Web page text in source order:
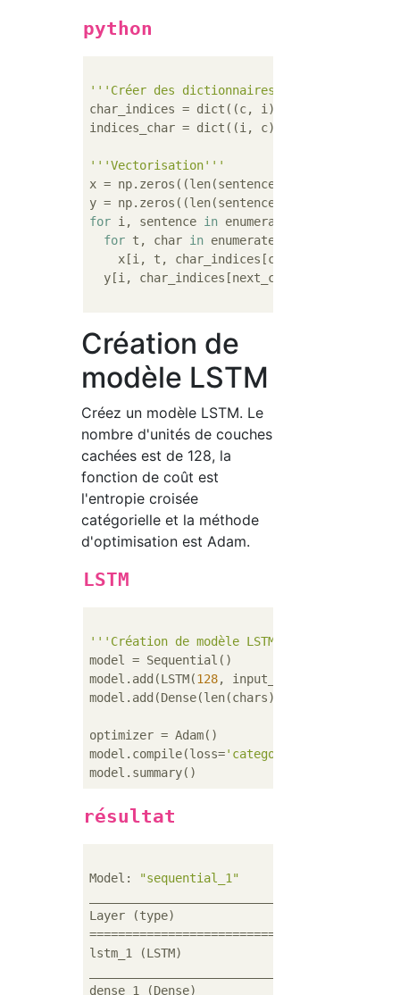
python
'''Créer des dictionnaires correspondant à
char_indices = dict((c, i)
indices_char = dict((i, c)
'''Vectorisation'''
x = np.zeros((len(sentences), maxlen,
for i, sentence in enumerate(sentences):
for t, char in enumerate(sentence):
    x[i, t, char_indices[char]] =
  y[i, char_indices[next_chars[i]]] =
Création de
modèle LSTM
Créez un modèle LSTM. Le
nombre d'unités de couches
cachées est de 128, la
fonction de coût est
l'entropie croisée
catégorielle et la méthode
d'optimisation est Adam.
LSTM
'''Création de modèle LSTM'''
model = Sequential()
model.add(LSTM(128, input_shape =
model.add(Dense(len(chars), activation=
optimizer = Adam()
model.compile(loss=
résultat
Model:
"sequential_1"
Layer (type)                 Output
lstm_1 (LSTM)                (
dense_1 (Dense)              (